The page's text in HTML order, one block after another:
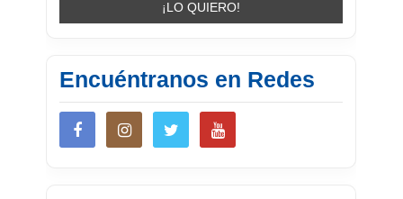
Encuéntranos en Redes